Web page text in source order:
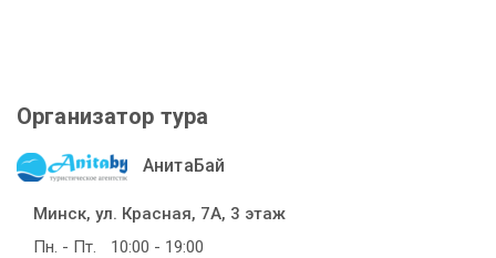
Организатор тура
АнитаБай
Минск, ул. Красная, 7А, 3 этаж
Пн. - Пт.
10:00 - 19:00